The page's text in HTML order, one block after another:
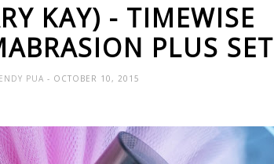
KAY) - TIMEWISE
PLUS SET
PUA - OCTOBER 10, 2015